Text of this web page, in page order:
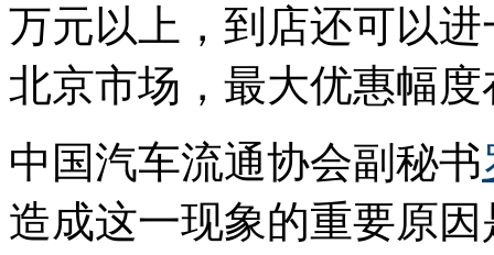
万元以上，到店还可以
北京市场，最大优惠幅度
中国汽车流通协会副秘书
造成这一现象的重要原